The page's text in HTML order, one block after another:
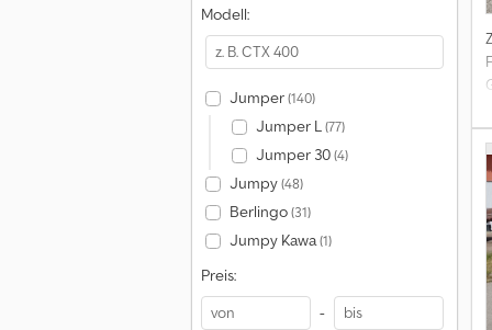
Modell:
Jumper(140)
Jumper L(77)
Jumper 30(4)
Jumpy(48)
Berlingo(31)
Jumpy Kawa(1)
Preis:
-